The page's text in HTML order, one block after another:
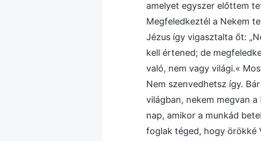
amelyet egyszer előttem
Megfeledkeztél a Nekem
Jézus így vigasztalta őt:
kell értened; de
való, nem vagy világi.«
Nem szenvedhetsz így.
világban, nekem megvan
nap, amikor a munkád
foglak téged, hogy örökké